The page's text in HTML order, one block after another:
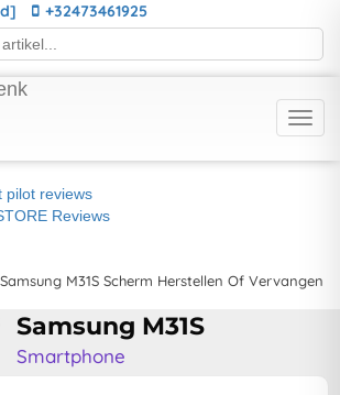
+32473461925
Samsung M31S Scherm Herstellen Of Vervangen
Samsung M31S
Smartphone